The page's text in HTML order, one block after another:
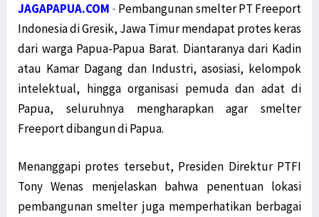
JAGAPAPUA.COM - Pembangunan smelter PT Freeport
Indonesia di Gresik, Jawa Timur mendapat protes keras
dari warga Papua-Papua Barat. Diantaranya dari Kadin
atau Kamar Dagang dan Industri, asosiasi, kelompok
intelektual, hingga organisasi pemuda dan adat di
Papua, seluruhnya mengharapkan agar smelter
Freeport dibangun di Papua.
Menanggapi protes tersebut, Presiden Direktur PTFI
Tony Wenas menjelaskan bahwa penentuan lokasi
pembangunan smelter juga memperhatikan berbagai